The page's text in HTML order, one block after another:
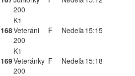
200
168
K1
Veteráni
200
F Nedeľa15:15
169
K1
Veteránky
200
F Nedeľa15:18